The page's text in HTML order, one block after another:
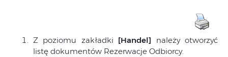
Z poziomu zakładki [Handel] należy otworzyć
listę dokumentów Rezerwacje Odbiorcy.